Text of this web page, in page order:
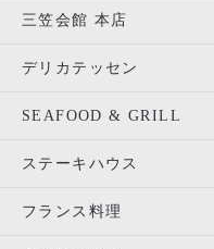
三笠会館 本店
デリカテッセン
SEAFOOD & GRILL
ステーキハウス
フランス料理